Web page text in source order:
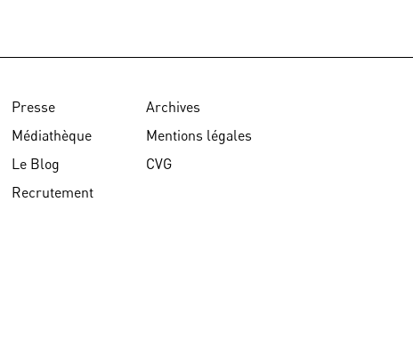
Presse
Médiathèque
Le Blog
Recrutement
Archives
Mentions légales
CVG